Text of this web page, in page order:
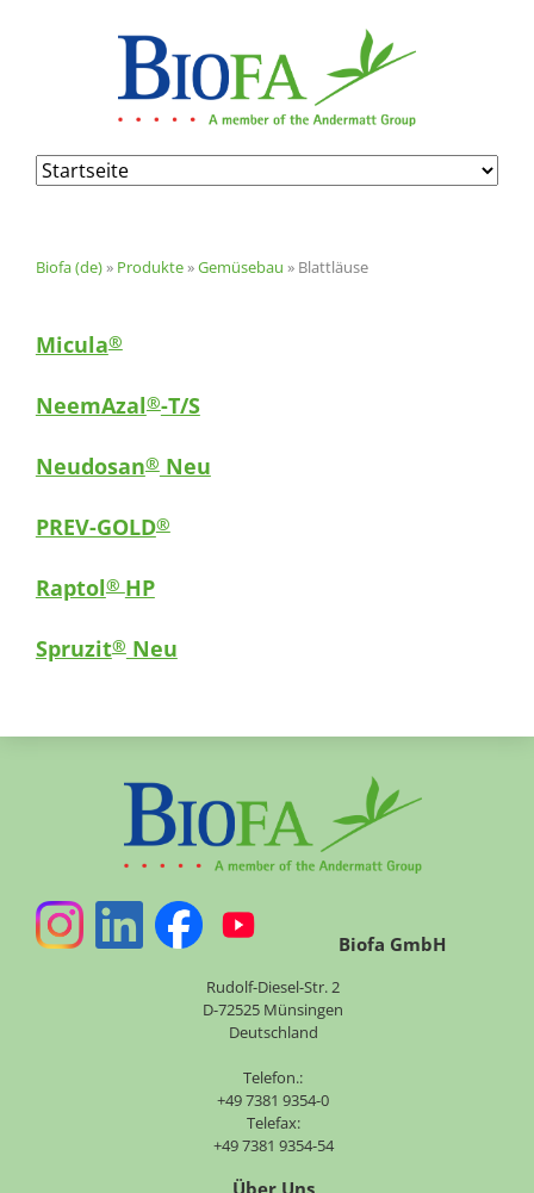
Navigation
überspringen
Biofa (de)» Produkte»Gemüsebau » Blattläuse
Micula®
NeemAzal®-T/S
Neudosan®Neu
PREV-GOLD®
Raptol® HP
Spruzit®Neu
Biofa GmbH
Rudolf-Diesel-Str. 2
D-72525 Münsingen
Deutschland
Telefon.:
+49 7381 9354-0
Telefax:
+49 7381 9354-54
Über Uns